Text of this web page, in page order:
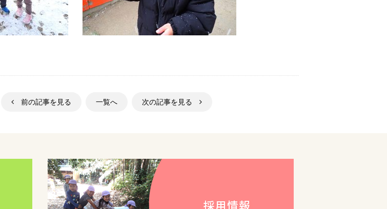
前の記事を見る 一覧へ 次の記事を見る